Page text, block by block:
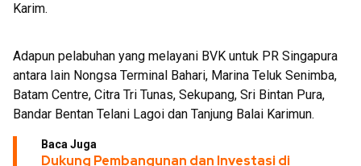
Karim.
Adapun pelabuhan yang melayani BVK untuk PR Singapura
antara Iain Nongsa Terminal Bahari, Marina Teluk Senimba,
Batam Centre, Citra Tri Tunas, Sekupang, Sri Bintan Pura,
Bandar Bentan Telani Lagoi dan Tanjung Balai Karimun.
Baca Juga
Dukung Pembangunan dan Investasi di